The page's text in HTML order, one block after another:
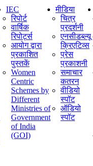
IEC
रिपोर्ट
वार्षिक
रिपोर्ट्स
आयोग द्वारा
प्रकाशित
पुस्तकें
Women
Centric
Schemes by
Different
Ministries of
Government
of India
(GOI)
मीडिया
चित्र
प्रदर्शनी
एनसीडब्ल्यू
क्रिएटिव्स
प्रेस
प्रकाशनी
समाचार
कतरन
वीडियो
स्पॉट
ऑडियो
स्पॉट